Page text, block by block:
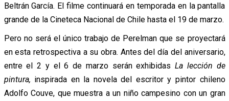
Beltrán García. El filme continuará en temporada en la pantalla
grande de la Cineteca Nacional de Chile hasta el 19 de marzo.
Pero no será el único trabajo de Perelman que se proyectará
en esta retrospectiva a su obra. Antes del día del aniversario,
entre el 2 y el 6 de marzo serán exhibidas La lección de
pintura, inspirada en la novela del escritor y pintor chileno
Adolfo Couve, que muestra a un niño campesino con un gran